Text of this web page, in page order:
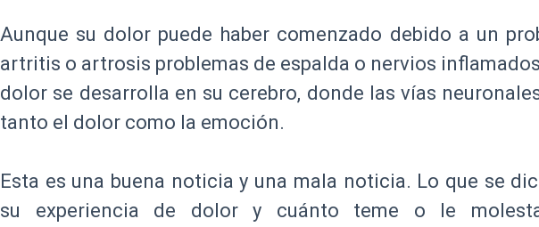
Aunque su dolor puede haber comenzado debido a un
artritis o artrosis problemas de espalda o nervios
dolor se desarrolla en su cerebro, donde las vías
tanto el dolor como la emoción.
Esta es una buena noticia y una mala noticia. Lo que se
su experiencia de dolor y cuánto teme o le